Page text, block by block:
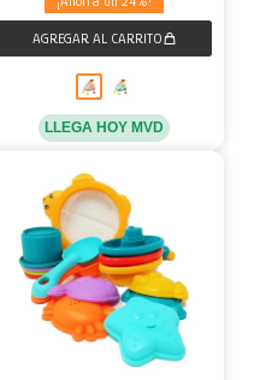
LLEGA HOY MVD